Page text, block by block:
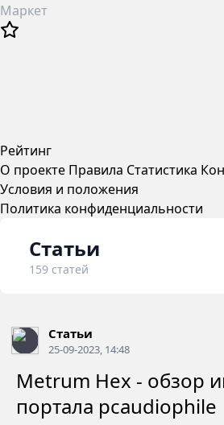
Маркет
Рейтинг
О проекте Правила Статистика
Условия и положения
Политика конфиденциальности
Статьи
159 статей
Статьи
25-09-2023, 14:48
Metrum Hex - обзор
портала pcaudiophile